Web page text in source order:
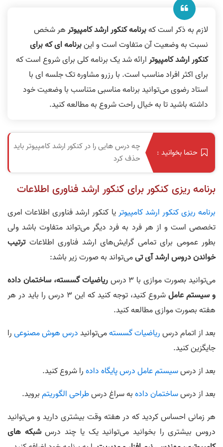
علی کریمی رتبه ٧ مهندسی کامپیوتر
00:05:25
00:06:41
پوریا سعادتی رتبه 11 سهمیه مهندسی کامپیوتر و 8 آی‌تی
62. مهدی نصیری رتبه ١١ مهندسی کامپیوتر و رتبه ٣ آی‌تی
63. سارا جورابچی رتبه ١۵ سهمیه مهندسی کامپیوتر و ۴ آی‌تی
00:02:30
00:04:25
عرفان عسگری رتبه ١٧ مهندسی
00:03:29
00:03:38
68. امیرحسین مهربان رتبه ٢٣ مهندسی کامپیوتر
00:03:07
69. محمد باقر بیاتی رتبه 30 سهمیه ۵ درصد مهندسی کامپیوتر و 51 آیتی
00:04:10
00:06:51
71. حمیدرضا طالعی رتبه ٣۵ مهندسی کامپیوتر و رتبه ١٩ آی‌تی
حسین حق جو رتبه ۴٣ مهندسی
لازم به ذکر است کهبرنامه کنکور ارشد کامپیوترهر شخص
نسبت به وضعیت آن متفاوت است و اینبرنامه ای که برای
کنکور ارشد کامپیوترارائه شد یک برنامه کلی برای شروع است که
برای اکثر افراد مناسب است. با رزرو مشاوره تک جلسه ای با
استاد رضوی می‌توانید برنامه مناسبی متناسب با وضعیت خود
داشته باشید تا به خیال راحت شروع به مطالعه کنید.
حتما بخوانید :
چه درس هایی را در کنکور ارشد کامپیوتر باید
حذف کرد
برنامه ریزی کنکور برای کنکور ارشد فناوری اطلاعات
برنامه ریزی کنکور ارشد کامپیوتریا کنکور ارشد فناوری اطلاعات امری
تخصصی است و از هر فرد به فرد دیگر می‌تواند متفاوت باشد ولی
بطور عمومی برای تمامی گرایش‌های ارشد فناوری اطلاعاتترتیب
خواندن دروس ارشد آی تیمی‌تواند به صورت زیر باشد:
می‌توانید بصورت موازی با 3 درس
ریاضیات گسسته، ساختمان داده
و سیستم عامل
شروع کنید، توجه کنید که این 3 درس را باید در هر
هفته بصورت موازی مطالعه کنید.
بعد از اتمام درسریاضیات گسستهمی‌توانیددرس هوش مصنوعیرا
جایگزین کنید.
بعد از درسسیستم عاملدرس پایگاه دادهرا شروع کنید.
بعد از درسساختمان دادهبه سراغ درسطراحی الگوریتمبروید.
هر زمانی احساس کردید که در هفته وقت بیشتری دارید و می‌توانید
دروس بیشتری را بخوانید می‌توانید یک یا چند درسشبکه های